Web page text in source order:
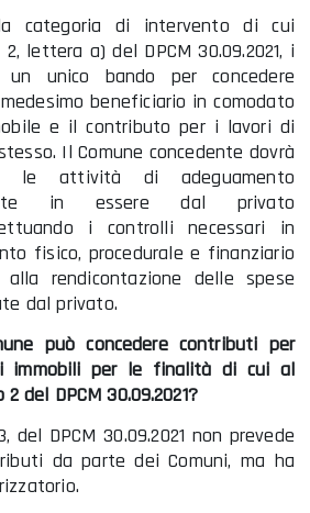
categoria di intervento di cui
lettera a) del DPCM 30.09.2021, i
un unico bando per concedere
beneficiario in comodato
e il contributo per i lavori di
Il Comune concedente dovrà
attività di adeguamento
in essere dal privato
i controlli necessari in
fisico, procedurale e finanziario
rendicontazione delle spese
dal privato.
può concedere contributi per
immobili per le finalità di cui al
del DPCM 30.09.2021?
del DPCM 30.09.2021 non prevede
da parte dei Comuni, ma ha